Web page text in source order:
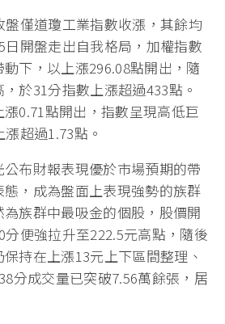
僅道瓊工業指數收漲，其餘均
開盤走出自我格局，加權指數
下，以上漲296.08點開出，隨
於31分指數上漲超過433點。
0.71點開出，指數呈現高低巨
超過1.73點。
布財報表現優於市場預期的帶
，成為盤面上表現強勢的族群
族群中最吸金的個股，股價開
便強拉升至222.5元高點，隨後
持在上漲13元上下區間整理、
分成交量已突破7.56萬餘張，居